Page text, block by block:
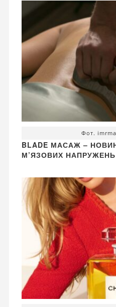
Фот.
BLADE МАСАЖ –
М’ЯЗОВИХ НАПРУЖЕНЬ